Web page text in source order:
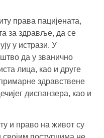
права пацијената,
за здравље, да се
у истрази. У
да у званично
лица, као и друге
здравствене
диспанзера, као и
и право на живот су